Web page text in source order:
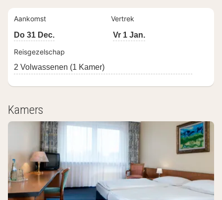
Aankomst
Vertrek
Do 31 Dec.
Vr 1 Jan.
Reisgezelschap
2 Volwassenen (1 Kamer)
Kamers